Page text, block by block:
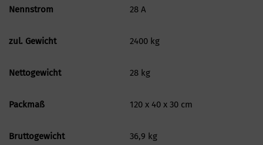
Nennstrom 28 A
zul. Gewicht 2400 kg
Nettogewicht 28 kg
Packmaß 120 x 40 x 30 cm
Bruttogewicht 36,9 kg